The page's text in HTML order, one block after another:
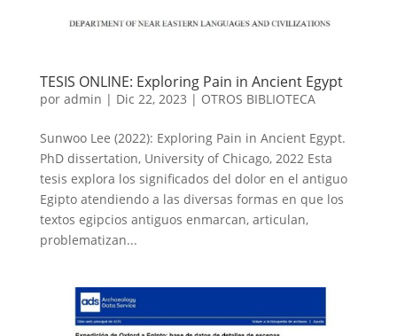
TESIS ONLINE: Exploring Pain in Ancient Egypt
por admin | Dic 22, 2023 | OTROS BIBLIOTECA
Sunwoo Lee (2022): Exploring Pain in Ancient Egypt.
PhD dissertation, University of Chicago, 2022 Esta
tesis explora los significados del dolor en el antiguo
Egipto atendiendo a las diversas formas en que los
textos egipcios antiguos enmarcan, articulan,
problematizan...